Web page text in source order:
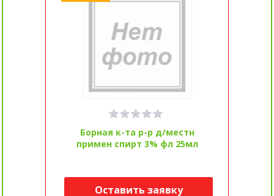
Борная к-та р-р д/местн
примен спирт 3% фл 25мл
Оставить заявку